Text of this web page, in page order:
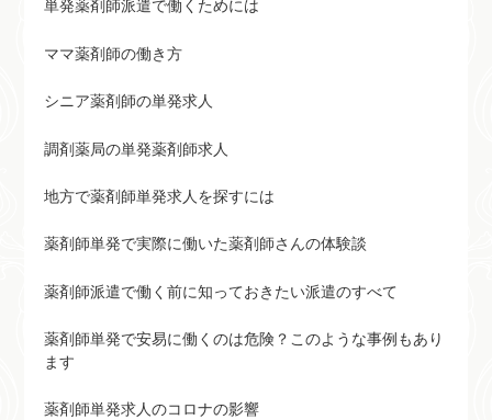
単発薬剤師派遣で働くためには
ママ薬剤師の働き方
シニア薬剤師の単発求人
調剤薬局の単発薬剤師求人
地方で薬剤師単発求人を探すには
薬剤師単発で実際に働いた薬剤師さんの体験談
薬剤師派遣で働く前に知っておきたい派遣のすべて
薬剤師単発で安易に働くのは危険？このような事例もあり
ます
薬剤師単発求人のコロナの影響